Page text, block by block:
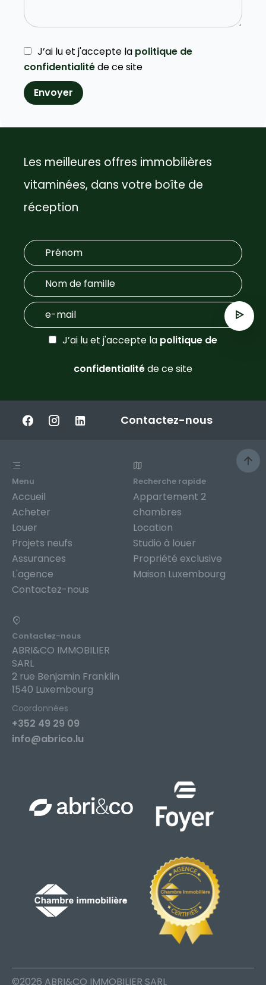
J’ai lu et j'accepte la politique de
confidentialitéde ce site
Envoyer
Les meilleures offres immobilières
vitaminées, dans votre boîte de
réception
J’ai lu et j'accepte la politique de
confidentialitéde ce site
Contactez-nous
Menu
Accueil
Acheter
Louer
Projets neufs
Assurances
L'agence
Contactez-nous
Recherche rapide
Appartement 2
chambres
Location
Studio à louer
Propriété exclusive
Maison Luxembourg
Contactez-nous
ABRI&CO IMMOBILIER
SARL
2 rue Benjamin Franklin
1540 Luxembourg
Coordonnées
+352 49 29 09
info@abrico.lu
©2026 ABRI&CO IMMOBILIER SARL